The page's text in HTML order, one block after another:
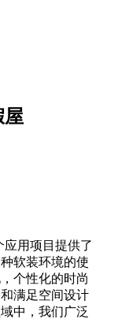
屋
用项目提供了
软装环境的使
个性化的时尚
满足空间设计
中，我们广泛